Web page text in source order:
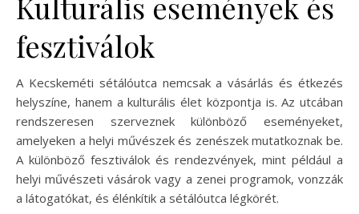
fesztiválok
A Kecskeméti sétálóutca nemcsak a vásárlás és étkezés
helyszíne, hanem a kulturális élet központja is. Az utcában
rendszeresen szerveznek különböző eseményeket,
amelyeken a helyi művészek és zenészek mutatkoznak be.
A különböző fesztiválok és rendezvények, mint például a
helyi művészeti vásárok vagy a zenei programok, vonzzák
a látogatókat, és élénkítik a sétálóutca légkörét.